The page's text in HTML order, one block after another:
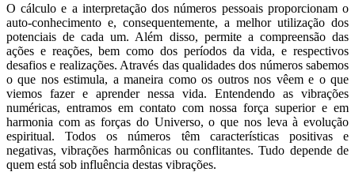
O cálculo e a interpretação dos números pessoais proporcionam o
auto-conhecimento e, consequentemente, a melhor utilização dos
potenciais de cada um. Além disso, permite a compreensão das
ações e reações, bem como dos períodos da vida, e respectivos
desafios e realizações. Através das qualidades dos números sabemos
o que nos estimula, a maneira como os outros nos vêem e o que
viemos fazer e aprender nessa vida. Entendendo as vibrações
numéricas, entramos em contato com nossa força superior e em
harmonia com as forças do Universo, o que nos leva à evolução
espiritual. Todos os números têm características positivas e
negativas, vibrações harmônicas ou conflitantes. Tudo depende de
quem está sob influência destas vibrações.